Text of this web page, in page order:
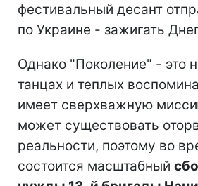
фестивальный десант
по Украине - зажигать
Однако "Поколение" - это
танцах и теплых
имеет сверхважную
может существовать
реальности, поэтому во
состоится масштабный